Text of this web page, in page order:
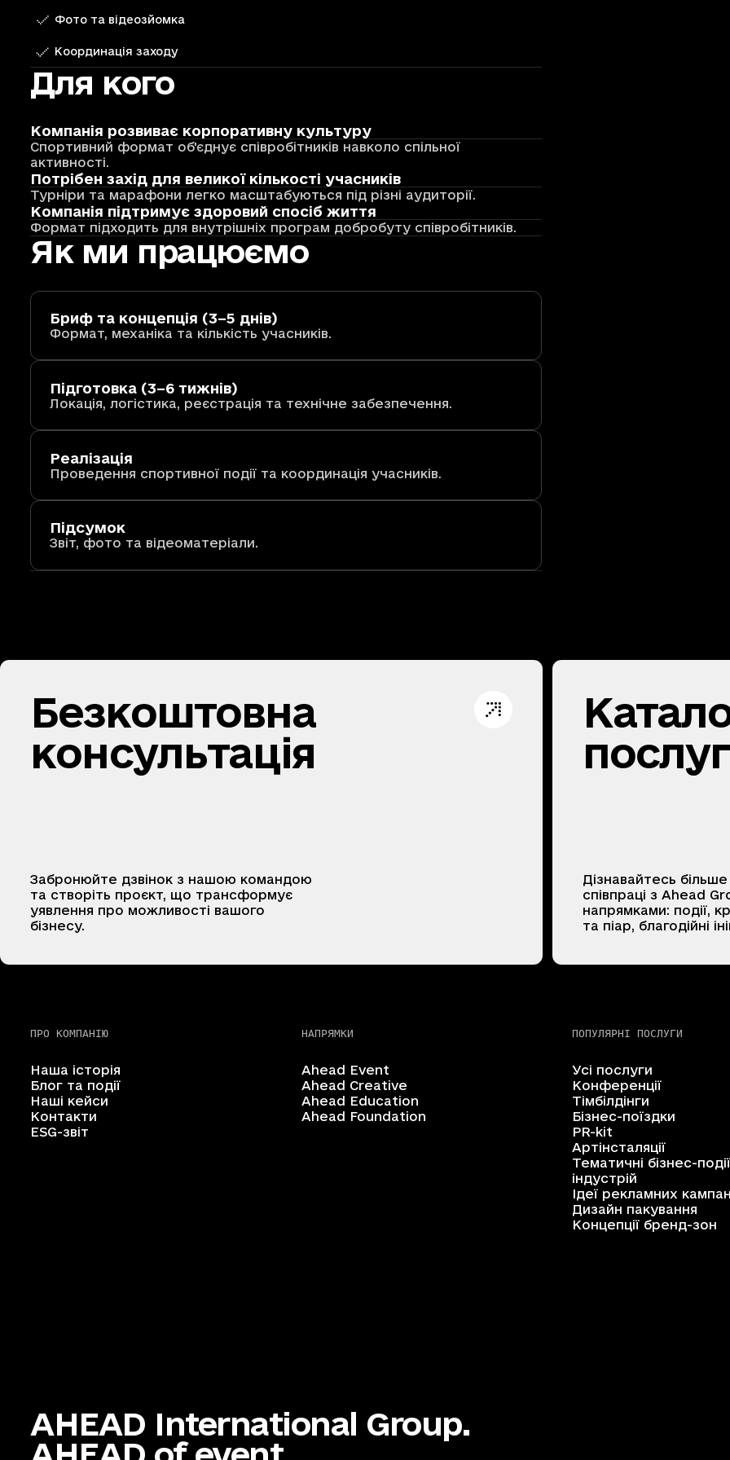
Фото та відеозйомка
Координація заходу
Для кого
Компанія розвиває корпоративну культуру
Спортивний формат об'єднує співробітників навколо спільної
активності.
Потрібен захід для великої кількості учасників
Турніри та марафони легко масштабуються під різні аудиторії.
Компанія підтримує здоровий спосіб життя
Формат підходить для внутрішніх програм добробуту співробітників.
Як ми працюємо
Бриф та концепція (3–5 днів)
Формат, механіка та кількість учасників.
Підготовка (3–6 тижнів)
Локація, логістика, реєстрація та технічне забезпечення.
Реалізація
Проведення спортивної події та координація учасників.
Підсумок
Звіт, фото та відеоматеріали.
Безкоштовна
консультація
Забронюйте дзвінок з нашою командою
та створіть проєкт, що трансформує
уявлення про можливості вашого
бізнесу.
послуг
Дізнавайтесь
співпраці з Ahead
напрямками: події,
та піар, благодійні
ПРО КОМПАНІЮ
Наша історія
Блог та події
Наші кейси
Контакти
ESG-звіт
НАПРЯМКИ
Ahead Event
Ahead Creative
Ahead Education
Ahead Foundation
ПОПУЛЯРНІ ПОСЛУГИ
Усі послуги
Конференції
Тімбілдінги
Бізнес-поїздки
PR-kit
Артінсталяції
Тематичні бізнес-
індустрій
Ідеї рекламних
Дизайн пакування
Концепції бренд-зон
AHEAD International Group.